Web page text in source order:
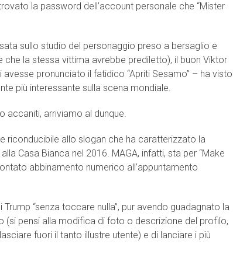
la password dell’account personale che “Mister
sullo studio del personaggio preso a bersaglio e
la stessa vittima avrebbe prediletto), il buon Viktor
pronunciato il fatidico “Apriti Sesamo” – ha visto
più interessante sulla scena mondiale.
accaniti, arriviamo al dunque.
riconducibile allo slogan che ha caratterizzato la
Casa Bianca nel 2016. MAGA, infatti, sta per “Make
abbinamento numerico all’appuntamento
“senza toccare nulla”, pur avendo guadagnato la
(si pensi alla modifica di foto o descrizione del profilo,
fuori il tanto illustre utente) e di lanciare i più